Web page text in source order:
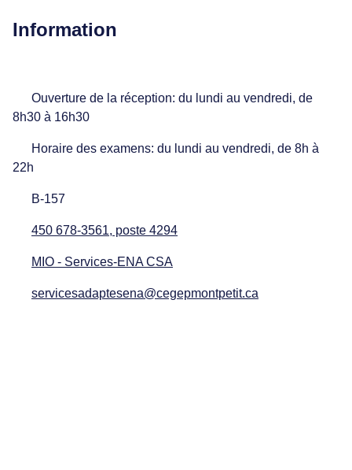
Information
Ouverture de la réception: du lundi au vendredi, de
8h30 à 16h30
Horaire des examens: du lundi au vendredi, de 8h à
22h
B-157
450 678-3561, poste 4294
MIO - Services-ENA CSA
servicesadaptesena@cegepmontpetit.ca